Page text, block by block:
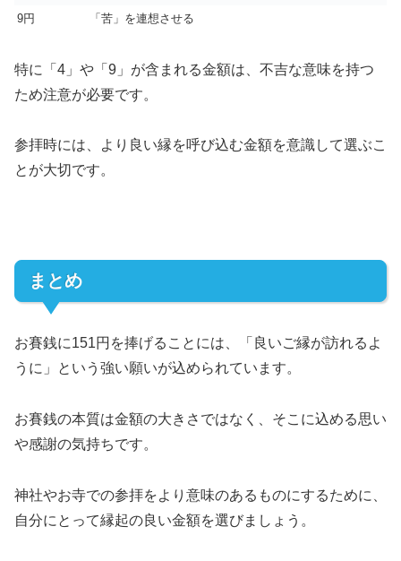
9円
「苦」を連想させる
特に「4」や「9」が含まれる金額は、不吉な意味を持つ
ため注意が必要です。
参拝時には、より良い縁を呼び込む金額を意識して選ぶこ
とが大切です。
まとめ
お賽銭に151円を捧げることには、「良いご縁が訪れるよ
うに」という強い願いが込められています。
お賽銭の本質は金額の大きさではなく、そこに込める思い
や感謝の気持ちです。
神社やお寺での参拝をより意味のあるものにするために、
自分にとって縁起の良い金額を選びましょう。